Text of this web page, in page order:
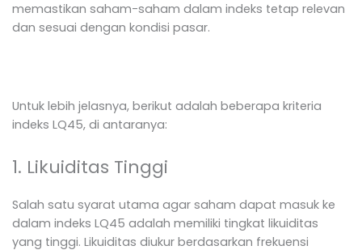
memastikan saham-saham dalam indeks tetap relevan
dan sesuai dengan kondisi pasar.
Untuk lebih jelasnya, berikut adalah beberapa kriteria
indeks LQ45, di antaranya:
1. Likuiditas Tinggi
Salah satu syarat utama agar saham dapat masuk ke
dalam indeks LQ45 adalah memiliki tingkat likuiditas
yang tinggi. Likuiditas diukur berdasarkan frekuensi